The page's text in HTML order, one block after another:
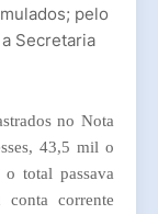
pelo
Secretaria
no Nota
43,5 mil o
total passava
corrente